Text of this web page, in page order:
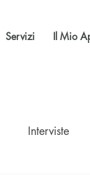
Servizi Il Mio
Interviste